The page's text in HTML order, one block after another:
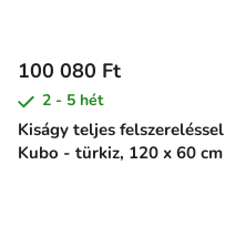
Kiságy teljes felszereléssel
Kubo - türkiz, 120 x 60 cm
100 080 Ft
2 - 5 hét